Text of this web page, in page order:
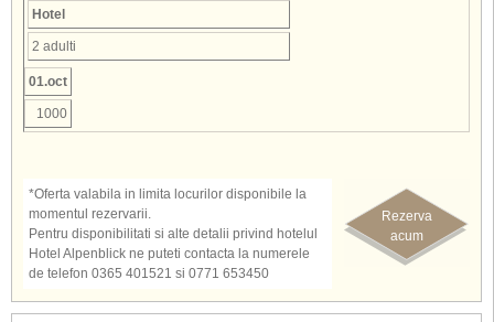
Hotel
2 adulti
01.oct
1000
Rezerva
acum
*Oferta valabila in limita locurilor disponibile la
momentul rezervarii.
Pentru disponibilitati si alte detalii privind hotelul
Hotel Alpenblick ne puteti contacta la numerele
de telefon 0365 401521 si 0771 653450